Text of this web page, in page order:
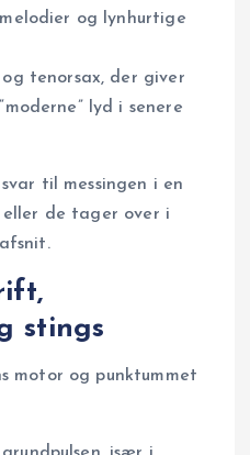
og lynhurtige
tenorsax, der giver
lyd i senere
til messingen i en
eller de tager over i
stings
motor og punktummet